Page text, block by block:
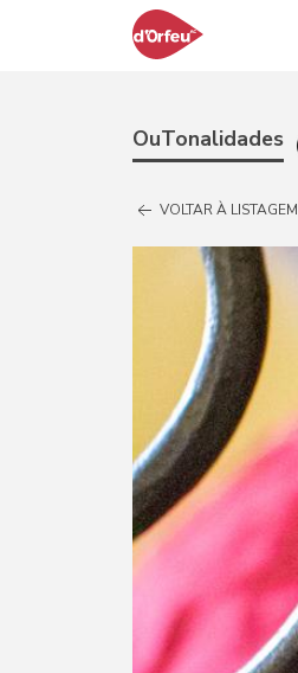
OuTonalidades
VOLTAR À LISTAGEM